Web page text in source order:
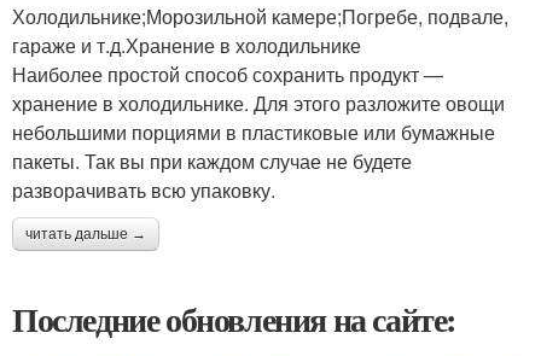
Холодильнике;Морозильной камере;Погребе, подвале,
гараже и т.д.Хранение в холодильнике
Наиболее простой способ сохранить продукт —
хранение в холодильнике. Для этого разложите овощи
небольшими порциями в пластиковые или бумажные
пакеты. Так вы при каждом случае не будете
разворачивать всю упаковку.
читать дальше →
Последние обновления на сайте: